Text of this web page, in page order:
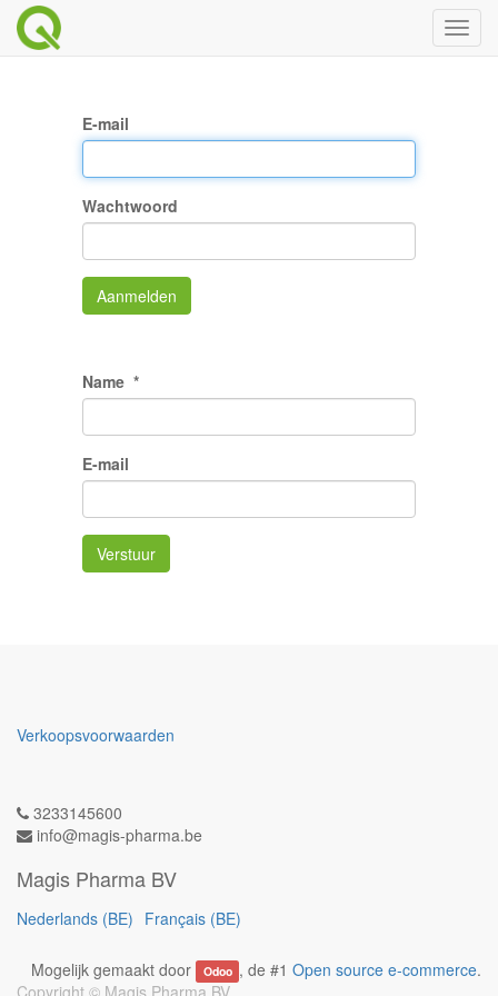
E-mail
Wachtwoord
Aanmelden
Name
E-mail
Verstuur
Verkoopsvoorwaarden
3233145600
info@magis-pharma.be
Magis Pharma BV
Nederlands (BE) Français (BE)
Mogelijk gemaakt door Odoo , de #1 Open source e-commerce.
Copyright © Magis Pharma BV